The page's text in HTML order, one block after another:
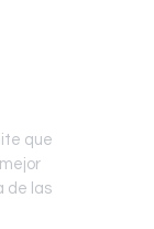
que
de las